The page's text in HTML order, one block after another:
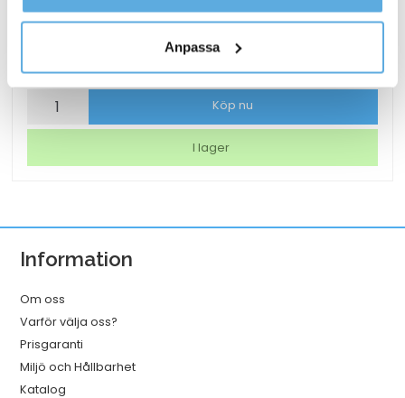
kontaktar oss och på vilket sätt vi behandlar
Anpassa
Torkrulle Tork W1/2/3 Rengöringsduk Slitstark
Torkrulle
Tork
Rengöringsduk
320mmx114m
mängd
Köp nu
I lager
Information
Om oss
Varför välja oss?
Prisgaranti
Miljö och Hållbarhet
Katalog